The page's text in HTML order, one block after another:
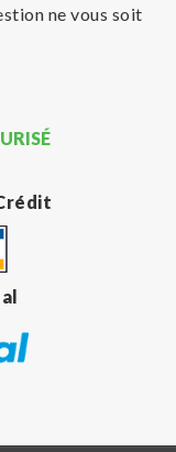
ne vous soit